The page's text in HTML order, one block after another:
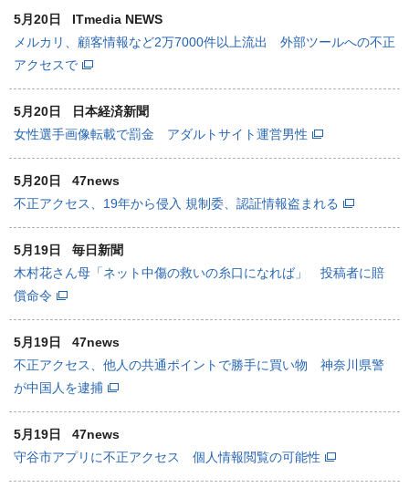
5月20日
ITmedia NEWS
メルカリ、顧客情報など2万7000件以上流出 外部ツールへの不正
アクセスで
5月20日
日本経済新聞
女性選手画像転載で罰金 アダルトサイト運営男性
5月20日
47news
不正アクセス、19年から侵入 規制委、認証情報盗まれる
5月19日
毎日新聞
木村花さん母「ネット中傷の救いの糸口になれば」 投稿者に賠
償命令
5月19日
47news
不正アクセス、他人の共通ポイントで勝手に買い物 神奈川県警
が中国人を逮捕
5月19日
47news
守谷市アプリに不正アクセス 個人情報閲覧の可能性